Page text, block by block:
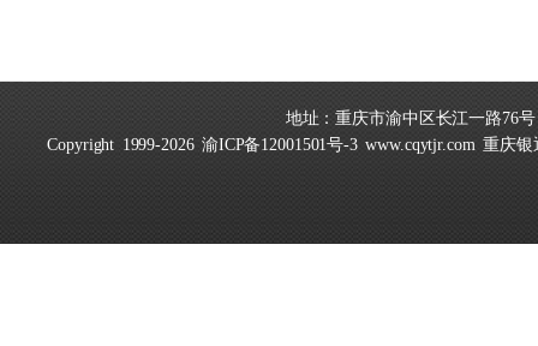
地址：重庆市渝中区长江一路76号
Copyright 1999-2026 渝ICP备12001501号-3www.cqytjr.com 重庆银